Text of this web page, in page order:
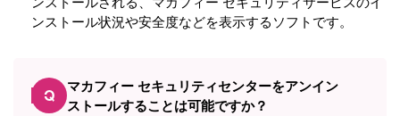
ンストール状況や安全度などを表示するソフトです。
Q
マカフィー セキュリティセンターをアンイン
ストールすることは可能ですか？